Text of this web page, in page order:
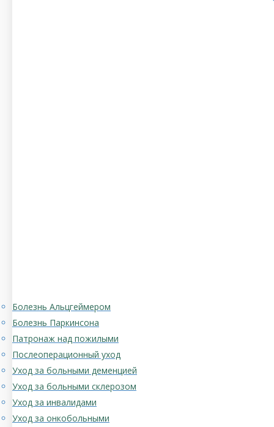
Болезнь Альцгеймером
Болезнь Паркинсона
Патронаж над пожилыми
Послеоперационный уход
Уход за больными деменцией
Уход за больными склерозом
Уход за инвалидами
Уход за онкобольными